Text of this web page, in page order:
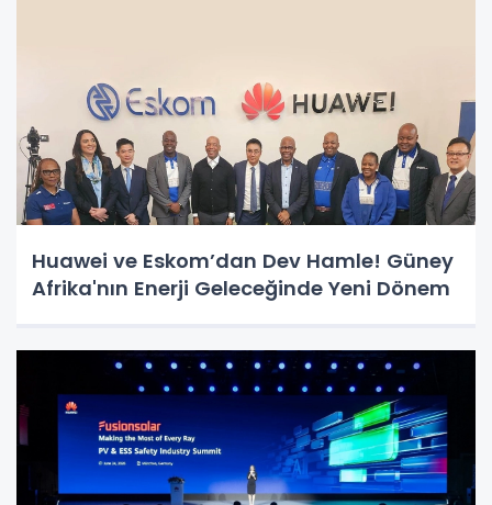
Huawei ve Eskom’dan Dev Hamle! Güney
Afrika'nın Enerji Geleceğinde Yeni Dönem